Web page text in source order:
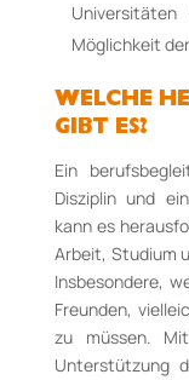
Möglichkeit
WELCHE
GIBT ES?
Ein
Disziplin und
kann es
Arbeit, Studium
Insbesondere,
Freunden,
zu müssen.
Unterstützung